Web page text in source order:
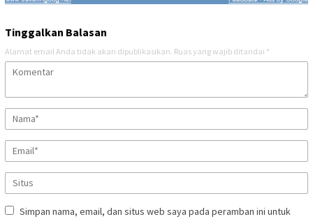
Tinggalkan Balasan
Alamat email Anda tidak akan dipublikasikan. Ruas yang wajib ditandai *
Simpan nama, email, dan situs web saya pada peramban ini untuk